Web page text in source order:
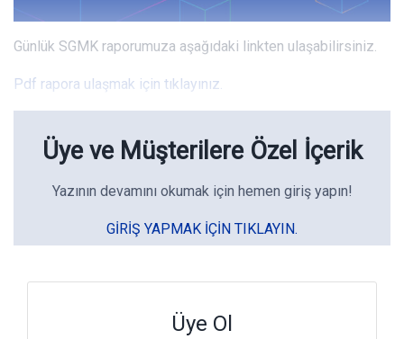
Günlük SGMK raporumuza aşağıdaki linkten ulaşabilirsiniz.
Pdf rapora ulaşmak için tıklayınız.
Üye ve Müşterilere Özel İçerik
Yazının devamını okumak için hemen giriş yapın!
GIRIŞ YAPMAK IÇIN TIKLAYIN.
Üye Ol